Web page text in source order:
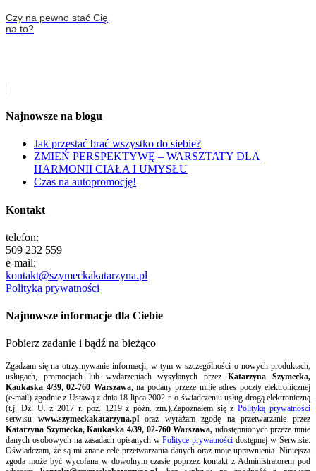
Czy na pewno stać Cię
na to?
Najnowsze na blogu
Jak przestać brać wszystko do siebie?
ZMIEŃ PERSPEKTYWĘ – WARSZTATY DLA
HARMONII CIAŁA I UMYSŁU
Czas na autopromocję!
Kontakt
telefon:
509 232 559
e-mail:
kontakt@szymeckakatarzyna.pl
Polityka prywatności
Najnowsze informacje dla Ciebie
Pobierz zadanie i bądź na bieżąco
Zgadzam się na otrzymywanie informacji, w tym w szczególności o nowych produktach,
usługach, promocjach lub wydarzeniach wysyłanych przezKatarzyna Szymecka,
Kaukaska 4/39, 02-760 Warszawa, na podany przeze mnie adres poczty elektronicznej
(e-mail) zgodnie z Ustawą z dnia 18 lipca 2002 r. o świadczeniu usług drogą elektroniczną
(t.j. Dz. U. z 2017 r. poz. 1219 z późn. zm.).Zapoznałem się zPolityką prywatności
serwisu www.szymeckakatarzyna.ploraz wyrażam zgodę na przetwarzanie przez
Katarzyna Szymecka, Kaukaska 4/39, 02-760 Warszawa, udostępnionych przeze mnie
danych osobowych na zasadach opisanych wPolityce prywatności dostępnej w Serwisie.
Oświadczam, że są mi znane cele przetwarzania danych oraz moje uprawnienia. Niniejsza
zgoda może być wycofana w dowolnym czasie poprzez kontakt z Administratorem pod